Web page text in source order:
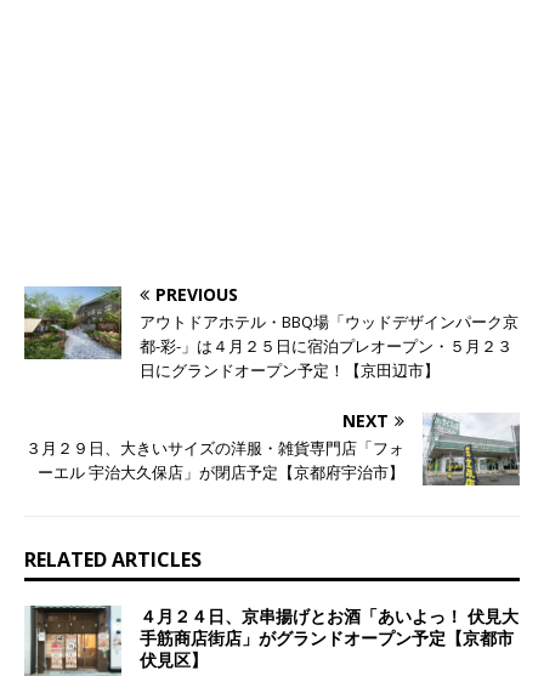
PREVIOUS
アウトドアホテル・BBQ場「ウッドデザインパーク京
都-彩-」は４月２５日に宿泊プレオープン・５月２３
日にグランドオープン予定！【京田辺市】
NEXT
３月２９日、大きいサイズの洋服・雑貨専門店「フォ
ーエル 宇治大久保店」が閉店予定【京都府宇治市】
RELATED ARTICLES
４月２４日、京串揚げとお酒「あいよっ！ 伏見大
手筋商店街店」がグランドオープン予定【京都市
伏見区】